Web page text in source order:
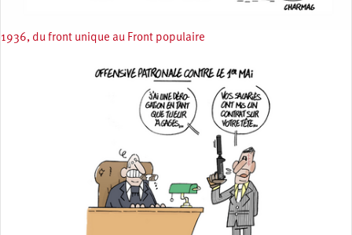
1936, du front unique au Front populaire